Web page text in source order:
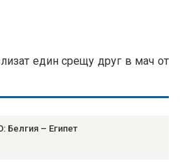
един срещу друг в мач от
Белгия – Египет